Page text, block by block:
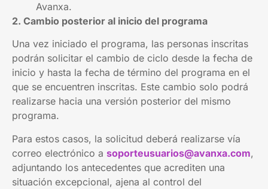
Avanxa.
2. Cambio posterior al inicio del programa
Una vez iniciado el programa, las personas inscritas
podrán solicitar el cambio de ciclo desde la fecha de
inicio y hasta la fecha de término del programa en el
que se encuentren inscritas. Este cambio solo podrá
realizarse hacia una versión posterior del mismo
programa.
Para estos casos, la solicitud deberá realizarse vía
correo electrónico a soporteusuarios@avanxa.com,
adjuntando los antecedentes que acrediten una
situación excepcional, ajena al control del